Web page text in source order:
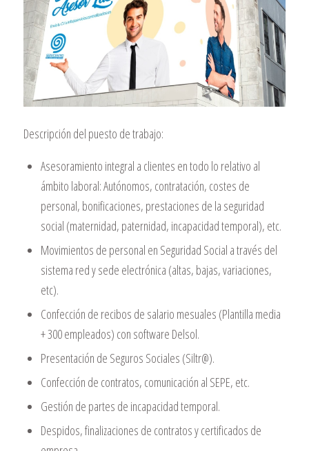
Descripción del puesto de trabajo:
Asesoramiento integral a clientes en todo lo relativo al
ámbito laboral: Autónomos, contratación, costes de
personal, bonificaciones, prestaciones de la seguridad
social (maternidad, paternidad, incapacidad temporal), etc.
Movimientos de personal en Seguridad Social a través del
sistema red y sede electrónica (altas, bajas, variaciones,
etc).
Confección de recibos de salario mesuales (Plantilla media
+ 300 empleados) con software Delsol.
Presentación de Seguros Sociales (Siltr@).
Confección de contratos, comunicación al SEPE, etc.
Gestión de partes de incapacidad temporal.
Despidos, finalizaciones de contratos y certificados de